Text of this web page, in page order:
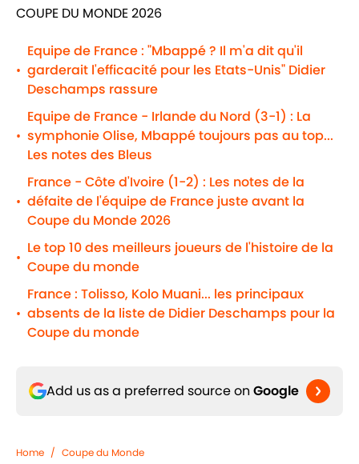
COUPE DU MONDE 2026
•
Equipe de France : "Mbappé ? Il m'a dit qu'il
garderait l'efficacité pour les Etats-Unis" Didier
Deschamps rassure
•
Equipe de France - Irlande du Nord (3-1) : La
symphonie Olise, Mbappé toujours pas au top...
Les notes des Bleus
•
France - Côte d'Ivoire (1-2) : Les notes de la
défaite de l'équipe de France juste avant la
Coupe du Monde 2026
•
Le top 10 des meilleurs joueurs de l'histoire de la
Coupe du monde
•
France : Tolisso, Kolo Muani... les principaux
absents de la liste de Didier Deschamps pour la
Coupe du monde
Add us as a preferred source on Google
Home / Coupe du Monde